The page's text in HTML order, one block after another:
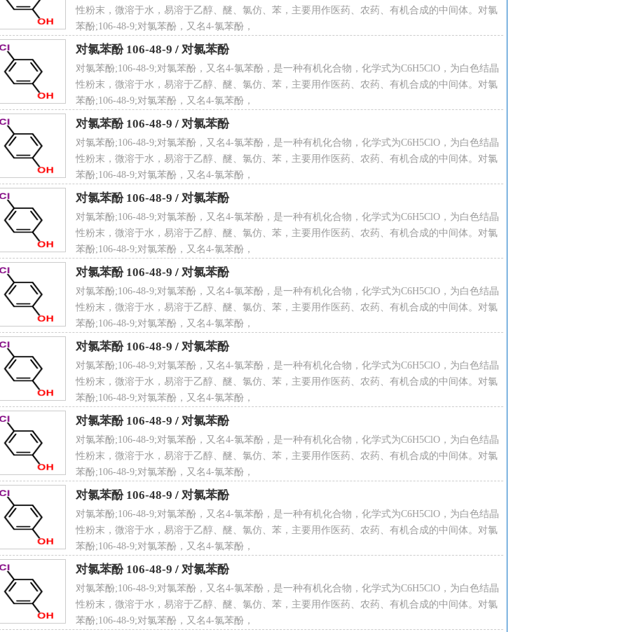
：80.1℃
率：1.5579（20℃）
蒸气压：0.13kPa（49.8℃）
上限（V/V ）：8.8%
下限（V/V）：1.7%
：白色结晶性粉末
性：微溶于水，易溶于乙醇、醚、氯仿、苯
苯酚分子结构数据
性粉末，微溶于水，易溶于乙醇、醚、氯仿、苯，主要用作医药、农药、有机合成的中间体。对氯
苯酚;106-48-9;对氯苯酚，又名4-氯苯酚，
对氯苯酚 106-48-9 / 对氯苯酚
对氯苯酚;106-48-9;对氯苯酚，又名4-氯苯酚，是一种有机化合物，化学式为C6H5ClO，为白色结晶
性粉末，微溶于水，易溶于乙醇、醚、氯仿、苯，主要用作医药、农药、有机合成的中间体。对氯
苯酚;106-48-9;对氯苯酚，又名4-氯苯酚，
对氯苯酚 106-48-9 / 对氯苯酚
对氯苯酚;106-48-9;对氯苯酚，又名4-氯苯酚，是一种有机化合物，化学式为C6H5ClO，为白色结晶
性粉末，微溶于水，易溶于乙醇、醚、氯仿、苯，主要用作医药、农药、有机合成的中间体。对氯
苯酚;106-48-9;对氯苯酚，又名4-氯苯酚，
对氯苯酚 106-48-9 / 对氯苯酚
对氯苯酚;106-48-9;对氯苯酚，又名4-氯苯酚，是一种有机化合物，化学式为C6H5ClO，为白色结晶
性粉末，微溶于水，易溶于乙醇、醚、氯仿、苯，主要用作医药、农药、有机合成的中间体。对氯
苯酚;106-48-9;对氯苯酚，又名4-氯苯酚，
对氯苯酚 106-48-9 / 对氯苯酚
对氯苯酚;106-48-9;对氯苯酚，又名4-氯苯酚，是一种有机化合物，化学式为C6H5ClO，为白色结晶
性粉末，微溶于水，易溶于乙醇、醚、氯仿、苯，主要用作医药、农药、有机合成的中间体。对氯
苯酚;106-48-9;对氯苯酚，又名4-氯苯酚，
对氯苯酚 106-48-9 / 对氯苯酚
对氯苯酚;106-48-9;对氯苯酚，又名4-氯苯酚，是一种有机化合物，化学式为C6H5ClO，为白色结晶
性粉末，微溶于水，易溶于乙醇、醚、氯仿、苯，主要用作医药、农药、有机合成的中间体。对氯
苯酚;106-48-9;对氯苯酚，又名4-氯苯酚，
对氯苯酚 106-48-9 / 对氯苯酚
对氯苯酚;106-48-9;对氯苯酚，又名4-氯苯酚，是一种有机化合物，化学式为C6H5ClO，为白色结晶
性粉末，微溶于水，易溶于乙醇、醚、氯仿、苯，主要用作医药、农药、有机合成的中间体。对氯
苯酚;106-48-9;对氯苯酚，又名4-氯苯酚，
对氯苯酚 106-48-9 / 对氯苯酚
对氯苯酚;106-48-9;对氯苯酚，又名4-氯苯酚，是一种有机化合物，化学式为C6H5ClO，为白色结晶
性粉末，微溶于水，易溶于乙醇、醚、氯仿、苯，主要用作医药、农药、有机合成的中间体。对氯
苯酚;106-48-9;对氯苯酚，又名4-氯苯酚，
对氯苯酚 106-48-9 / 对氯苯酚
对氯苯酚;106-48-9;对氯苯酚，又名4-氯苯酚，是一种有机化合物，化学式为C6H5ClO，为白色结晶
性粉末，微溶于水，易溶于乙醇、醚、氯仿、苯，主要用作医药、农药、有机合成的中间体。对氯
苯酚;106-48-9;对氯苯酚，又名4-氯苯酚，